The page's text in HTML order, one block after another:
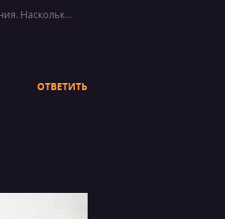
чтоб все вопросики закры…
ОТВЕТИТЬ